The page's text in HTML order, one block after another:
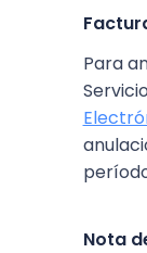
Para
Nota